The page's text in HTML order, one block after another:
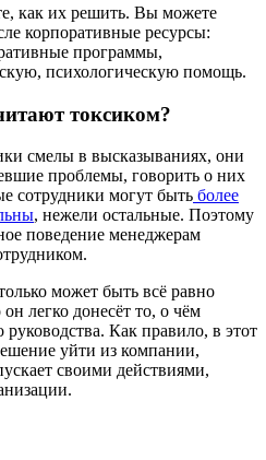
как их решить. Вы можете
корпоративные ресурсы:
программы,
психологическую помощь.
токсиком?
смелы в высказываниях, они
проблемы, говорить о них
сотрудники могут быть более
, нежели остальные. Поэтому
поведение менеджерам
может быть всё равно
легко донесёт то, о чём
Как правило, в этот
уйти из компании,
своими действиями,